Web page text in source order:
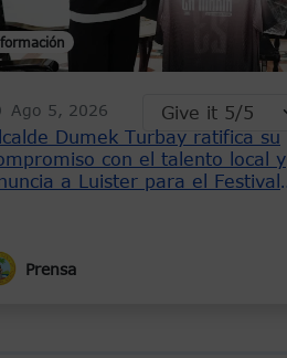
Ago 5, 2026
Dumek Turbay ratifica su
con el talento local y
a Luister para el Festival
Prensa